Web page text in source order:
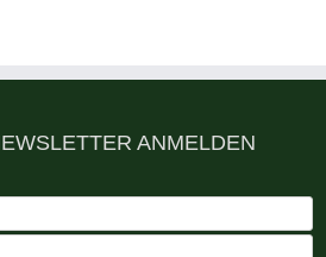
ANMELDEN